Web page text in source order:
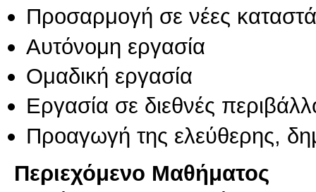
Προσαρμογή σε νέες
Αυτόνομη εργασία
Ομαδική εργασία
Εργασία σε διεθνές
Προαγωγή της ελεύθερης,
Περιεχόμενο Μαθήματος